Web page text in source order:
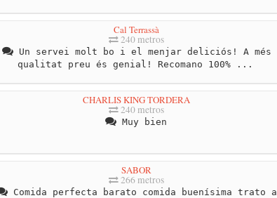
Cal Terrassà
240 metros
Un servei molt bo i el menjar deliciós! A més
qualitat preu és genial! Recomano 100% ...
CHARLIS KING TORDERA
240 metros
Muy bien
SABOR
266 metros
Comida perfecta barato comida buenísima trato a